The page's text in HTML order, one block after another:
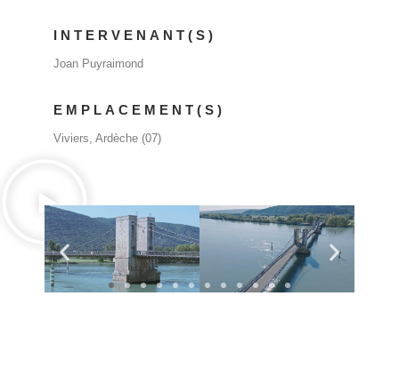
INTERVENANT(S)
Joan Puyraimond
EMPLACEMENT(S)
Viviers, Ardèche (07)